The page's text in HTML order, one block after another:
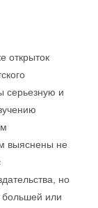
открыток
серьезную и
выяснены не
но
или